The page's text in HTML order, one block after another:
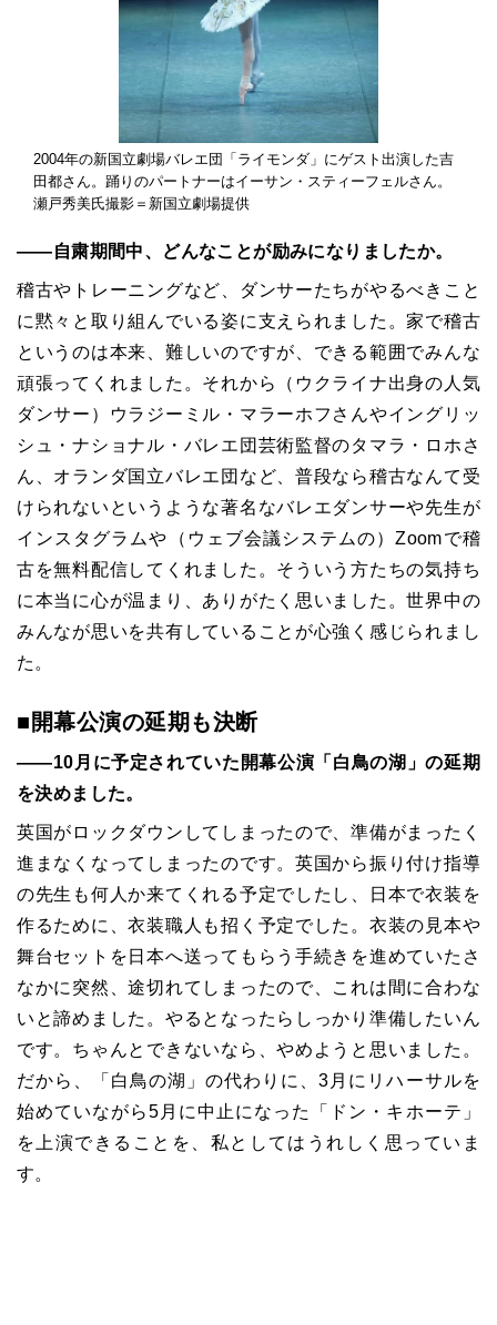
2004年の新国立劇場バレエ団「ライモンダ」にゲスト出演した吉
田都さん。踊りのパートナーはイーサン・スティーフェルさん。
瀬戸秀美氏撮影＝新国立劇場提供
――自粛期間中、どんなことが励みになりましたか。
稽古やトレーニングなど、ダンサーたちがやるべきこと
に黙々と取り組んでいる姿に支えられました。家で稽古
というのは本来、難しいのですが、できる範囲でみんな
頑張ってくれました。それから（ウクライナ出身の人気
ダンサー）ウラジーミル・マラーホフさんやイングリッ
シュ・ナショナル・バレエ団芸術監督のタマラ・ロホさ
ん、オランダ国立バレエ団など、普段なら稽古なんて受
けられないというような著名なバレエダンサーや先生が
インスタグラムや（ウェブ会議システムの）Zoomで稽
古を無料配信してくれました。そういう方たちの気持ち
に本当に心が温まり、ありがたく思いました。世界中の
みんなが思いを共有していることが心強く感じられまし
た。
■開幕公演の延期も決断
――10月に予定されていた開幕公演「白鳥の湖」の延期
を決めました。
英国がロックダウンしてしまったので、準備がまったく
進まなくなってしまったのです。英国から振り付け指導
の先生も何人か来てくれる予定でしたし、日本で衣装を
作るために、衣装職人も招く予定でした。衣装の見本や
舞台セットを日本へ送ってもらう手続きを進めていたさ
なかに突然、途切れてしまったので、これは間に合わな
いと諦めました。やるとなったらしっかり準備したいん
です。ちゃんとできないなら、やめようと思いました。
だから、「白鳥の湖」の代わりに、3 月にリハーサルを
始めていながら5 月に中止になった「ドン・キホーテ」
を上演できることを、私としてはうれしく思っていま
す。